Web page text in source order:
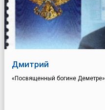
Дмитрий
«Посвященный богине Деметре»